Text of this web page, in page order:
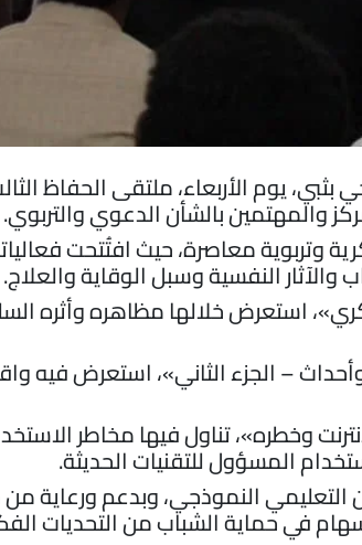
يوم الأربعاء، ملتقى الحفاظ
والمهتمين بالشأن الدعوي والتربوي.
وتربوية معاصرة، حيث افتُتحت
والآثار النفسية وسبل الوقاية والعلاج.
استعرض خلالها مظاهره وأثره
– الجزء الثاني»، استعرض فيه
وخطره»، تناول فيها مخاطر
المسؤول للتقنيات الحديثة.
التعليمي النموذجي، وبدعم
في حماية الشباب من التحديات